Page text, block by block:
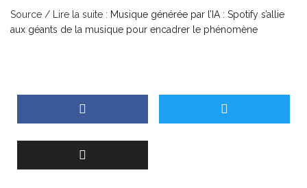
Source / Lire la suite : Musique générée par l’IA : Spotify s’allie
aux géants de la musique pour encadrer le phénomène